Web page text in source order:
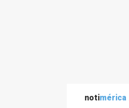
notimérica